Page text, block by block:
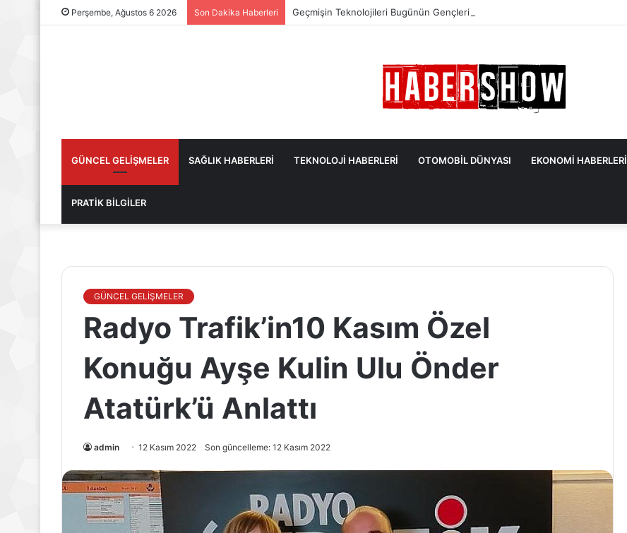
Perşembe, Ağustos 6 2026 Son Dakika Haberleri Geçmişin Teknolojileri Bugünün Gençlerine Neden İlginç Geliyor?
GÜNCEL GELİŞMELER SAĞLIK HABERLERİ TEKNOLOJİ HABERLERİ OTOMOBİL DÜNYASI EKONOMİ HABERLERİ
PRATİK BİLGİLER
GÜNCEL GELİŞMELER
Radyo Trafik’in10 Kasım Özel
Konuğu Ayşe Kulin Ulu Önder
Atatürk’ü Anlattı
admin 12 Kasım 2022 Son güncelleme: 12 Kasım 2022